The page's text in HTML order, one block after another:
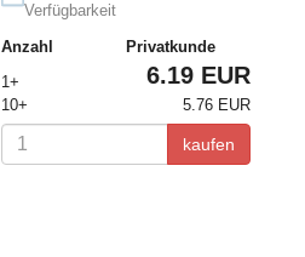
Verfügbarkeit
Anzahl
Privatkunde
1+
6.19 EUR
10+ 5.76 EUR
kaufen